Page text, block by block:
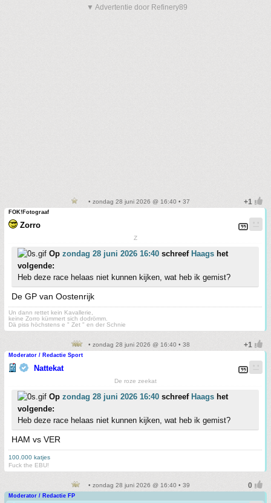
▼ Advertentie door Refinery89
• zondag 28 juni 2026 @ 16:40 • 37
FOK!Fotograaf
Zorro
Z
Op zondag 28 juni 2026 16:40 schreef Haags het
volgende:
Heb deze race helaas niet kunnen kijken, wat heb ik gemist?
De GP van Oostenrijk
Un dann rettet kein Kavallerie,
keine Zorro kümmert sich dodrömm.
Dä piss höchstens e " Zet " en der Schnie
• zondag 28 juni 2026 @ 16:40 • 38
Moderator / Redactie Sport
Nattekat
De roze zeekat
Op zondag 28 juni 2026 16:40 schreef Haags het
volgende:
Heb deze race helaas niet kunnen kijken, wat heb ik gemist?
HAM vs VER
100.000 katjes
Fuck the EBU!
• zondag 28 juni 2026 @ 16:40 • 39
Moderator / Redactie FP